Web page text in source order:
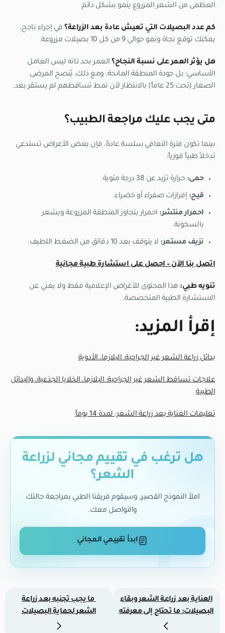
العظمى من الشعر المزروع ينمو بشكل دائم.
كم عدد البصيلات التي تعيش عادة بعد الزراعة؟ في إجراء ناجح،
يمكنك توقع نجاة ونمو حوالي 9 من كل 10 بصيلات مزروعة.
هل يؤثر العمر على نسبة النجاح؟ العمر بحد ذاته ليس العامل
الأساسي؛ بل جودة المنطقة المانحة. ومع ذلك، يُنصح المرضى
الصغار (تحت 25 عاماً) بالانتظار لأن نمط تساقطهم لم يستقر بعد.
متى يجب عليك مراجعة الطبيب؟
بينما تكون فترة التعافي سلسة عادةً، فإن بعض الأعراض تستدعي
تدخلاً طبياً فورياً:
حمى: حرارة تزيد عن 38 درجة مئوية.
قيح: إفرازات صفراء أو خضراء.
احمرار منتشر: احمرار يتجاوز المنطقة المزروعة ويشعر
بالسخونة.
نزيف مستمر: لا يتوقف بعد 10 دقائق من الضغط اللطيف.
اتصل بنا الآن – احصل على استشارة طبية مجانية
تنويه طبي: هذا المحتوى للأغراض الإعلامية فقط ولا يغني عن
الاستشارة الطبية المتخصصة.
إقرأ المزيد:
بدائل زراعة الشعر غير الجراحية: البلازما، الأدوية
علاجات تساقط الشعر غير الجراحية: البلازما، الخلايا الجذعية، والبدائل
الطبية
تعليمات العناية بعد زراعة الشعر: لمدة 14 يوماً
هل ترغب في تقييم مجاني لزراعة
الشعر؟
املأ النموذج القصير، وسيقوم فريقنا الطبي بمراجعة حالتك
والتواصل معك.
ابدأ تقييمي المجاني
العناية بعد زراعة الشعر وبقاء
البصيلات: ما تحتاج إلى معرفته
ما يجب تجنبه بعد زراعة
الشعر لحماية البصيلات